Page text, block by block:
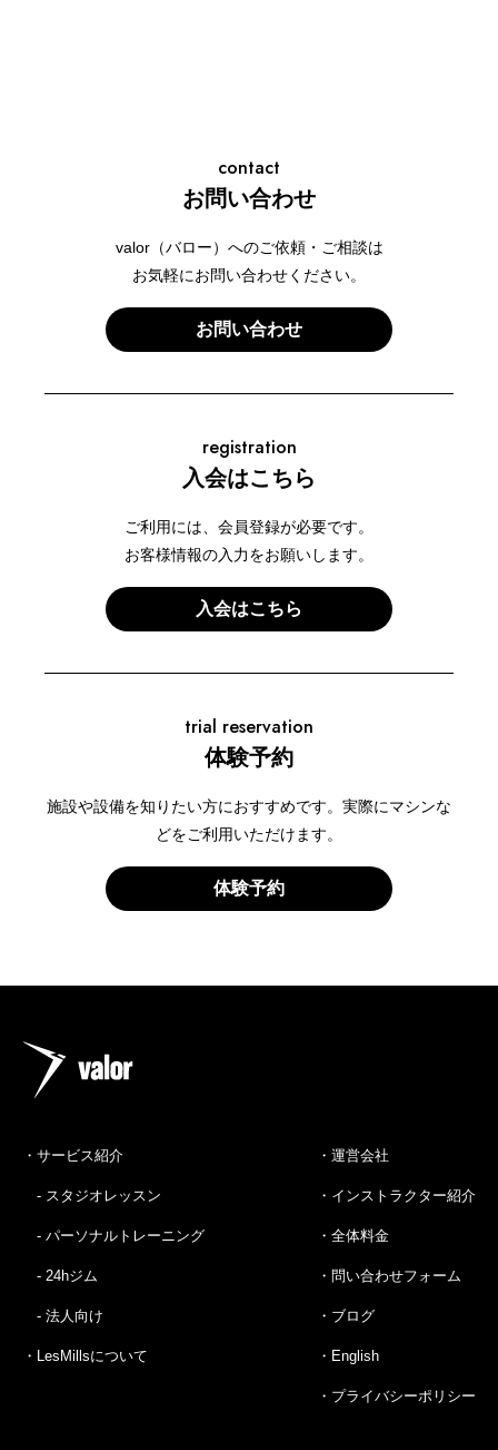
contact
お問い合わせ
valor（バロー）へのご依頼・ご相談は
お気軽にお問い合わせください。
お問い合わせ
registration
入会はこちら
ご利用には、会員登録が必要です。
お客様情報の入力をお願いします。
入会はこちら
trial reservation
体験予約
施設や設備を知りたい方におすすめです。実際にマシンな
どをご利用いただけます。
体験予約
・サービス紹介
- スタジオレッスン
- パーソナルトレーニング
- 24hジム
- 法人向け
・LesMillsについて
・運営会社
・インストラクター紹介
・全体料金
・問い合わせフォーム
・ブログ
・English
・プライバシーポリシー